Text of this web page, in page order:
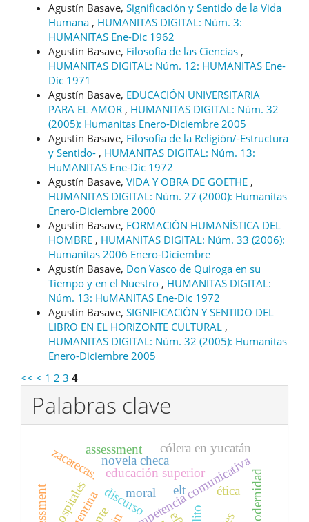
Agustín Basave, Significación y Sentido de la Vida
Humana , HUMANITAS DIGITAL: Núm. 3:
HUMANITAS Ene-Dic 1962
Agustín Basave, Filosofía de las Ciencias ,
HUMANITAS DIGITAL: Núm. 12: HUMANITAS Ene-
Dic 1971
Agustín Basave, EDUCACIÓN UNIVERSITARIA
PARA EL AMOR , HUMANITAS DIGITAL: Núm. 32
(2005): Humanitas Enero-Diciembre 2005
Agustín Basave, Filosofía de la Religión/-Estructura
y Sentido- , HUMANITAS DIGITAL: Núm. 13:
HuMANITAS Ene-Dic 1972
Agustín Basave, VIDA Y OBRA DE GOETHE ,
HUMANITAS DIGITAL: Núm. 27 (2000): Humanitas
Enero-Diciembre 2000
Agustín Basave, FORMACIÓN HUMANÍSTICA DEL
HOMBRE , HUMANITAS DIGITAL: Núm. 33 (2006):
Humanitas 2006 Enero-Diciembre
Agustín Basave, Don Vasco de Quiroga en su
Tiempo y en el Nuestro , HUMANITAS DIGITAL:
Núm. 13: HuMANITAS Ene-Dic 1972
Agustín Basave, SIGNIFICACIÓN Y SENTIDO DEL
LIBRO EN EL HORIZONTE CULTURAL ,
HUMANITAS DIGITAL: Núm. 32 (2005): Humanitas
Enero-Diciembre 2005
<< < 1 2 3 4
Palabras clave
discursocompetencia comunicativa
educación superior
ética
moral
novela checa
assessment
elt
zacatecas. cólera en yucatán
hospitales